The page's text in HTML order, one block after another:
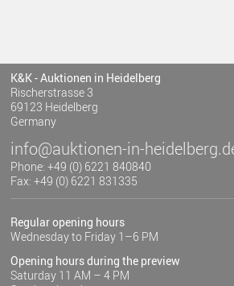
K&K - Auktionen in Heidelberg
Rischerstrasse 3
69123 Heidelberg
Germany
info@auktionen-in-
Phone: +49 (0) 6221 840840
Fax: +49 (0) 6221 831335
Regular opening hours
Wednesday to Friday 1–6 PM
Opening hours during the preview
Saturday 11 AM – 4 PM